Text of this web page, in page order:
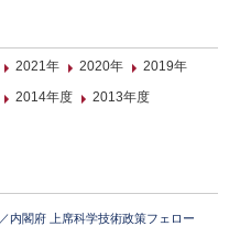
2021年 2020年
2019年
2014年度
2013年度
内閣府 上席科学技術政策フェロー